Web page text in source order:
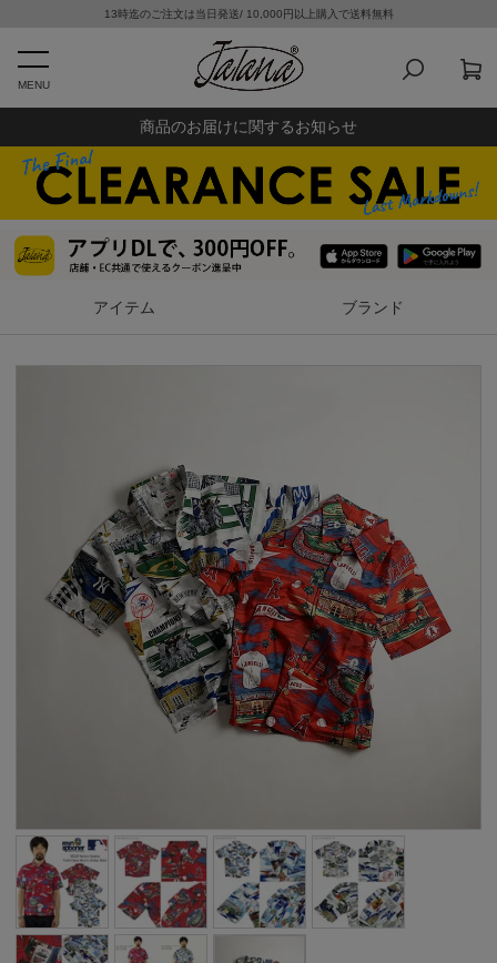
13時迄のご注文は当日発送/ 10,000円以上購入で送料無料
MENU
商品のお届けに関するお知らせ
アイテム ブランド